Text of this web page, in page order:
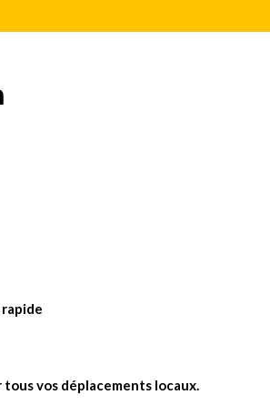
rapide
tous vos déplacements locaux.